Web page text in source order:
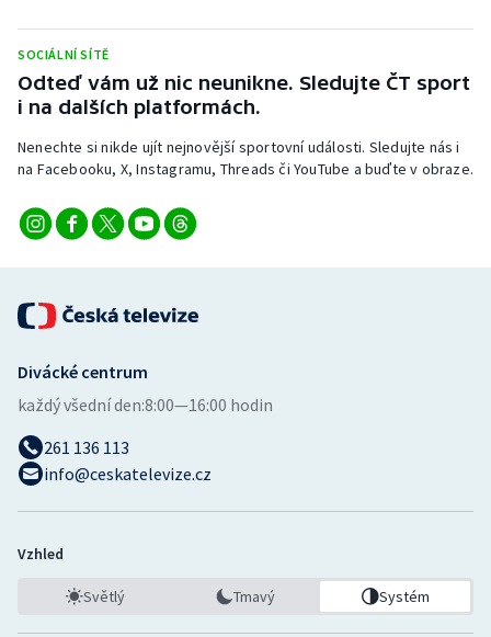
SOCIÁLNÍ SÍTĚ
Odteď vám už nic neunikne. Sledujte ČT sport
i na dalších platformách.
Nenechte si nikde ujít nejnovější sportovní události. Sledujte nás i
na Facebooku, X, Instagramu, Threads či YouTube a buďte v obraze.
Divácké centrum
každý všední den:8:00—16:00 hodin
261 136 113
info@ceskatelevize.cz
Vzhled
Světlý Tmavý Systém